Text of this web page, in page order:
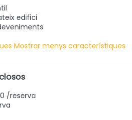
edifici
Mostrar menys característiques
/reserva